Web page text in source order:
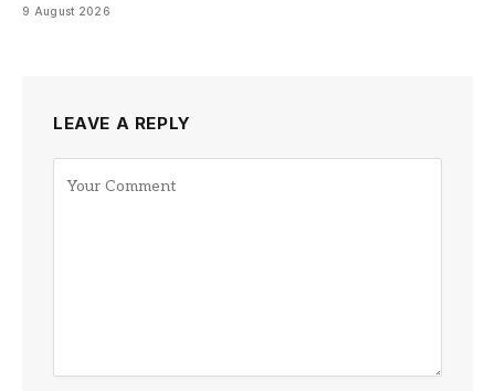
9 August 2026
LEAVE A REPLY